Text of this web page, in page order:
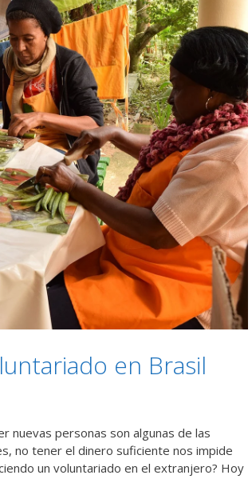
en Brasil
nuevas personas son algunas de las
no tener el dinero suficiente nos impide
un voluntariado en el extranjero? Hoy